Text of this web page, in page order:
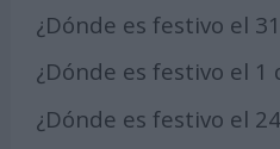
¿Dónde es festivo el
¿Dónde es festivo el 1
¿Dónde es festivo el